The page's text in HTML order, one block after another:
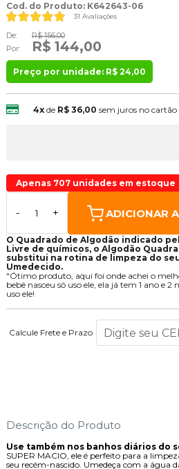
Cod. do Produto: K642643-06
31 Avaliações
De:
R$ 156,00
Por:
R$ 144,00
Preço por unidade: R$ 24,00
4xde R$ 36,00 sem juros no cartão
Apenas 707 unidades em estoque
- + ADICIONAR
O Quadrado de Algodão indicado
Livre de químicos, o Algodão
substitui na rotina de limpeza do
Umedecido.
"Ótimo produto, aqui foi onde achei o
bebê nasceu só uso ele, ela já tem 1 ano e 2
uso ele!
Calcule Frete e Prazo
Descrição do Produto
Use também nos banhos diários do
SUPER MACIO, ele é perfeito para a
seu recém-nascido. Umedeça com a água